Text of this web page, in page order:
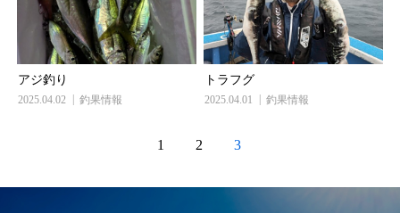
アジ釣り
2025.04.02 釣果情報
トラフグ
2025.04.01 釣果情報
1 2 3